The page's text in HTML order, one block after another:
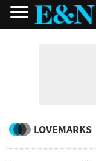
LOVEMARKS